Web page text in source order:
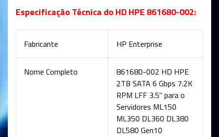
Especificação Técnica do HD HPE 861680-002:
Fabricante HP Enterprise
Nome Completo
861680-002 HD HPE
2TB SATA 6 Gbps 7.2K
RPM LFF 3.5" para o
Servidores ML150
ML350 DL360 DL380
DL580 Gen10